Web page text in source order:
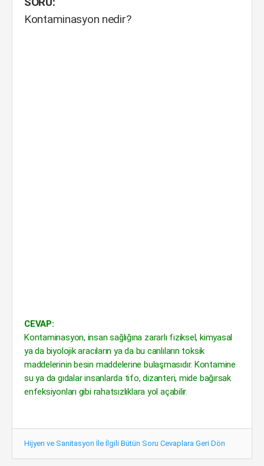
Kontaminasyon nedir?
CEVAP:
Kontaminasyon, insan sağlığına zararlı fiziksel, kimyasal
ya da biyolojik aracıların ya da bu canlıların toksik
maddelerinin besin maddelerine bulaşmasıdır. Kontamine
su ya da gıdalar insanlarda tifo, dizanteri, mide bağırsak
enfeksiyonları gibi rahatsızlıklara yol açabilir.
Hijyen ve Sanitasyon İle İlgili Bütün Soru Cevaplara Geri Dön